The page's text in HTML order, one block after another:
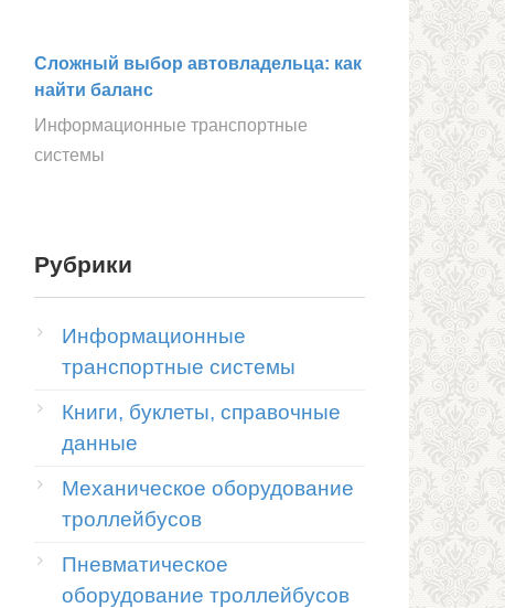
Сложный выбор автовладельца: как
найти баланс
Информационные транспортные
системы
Рубрики
Информационные
транспортные системы
Книги, буклеты, справочные
данные
Механическое оборудование
троллейбусов
Пневматическое
оборудование троллейбусов